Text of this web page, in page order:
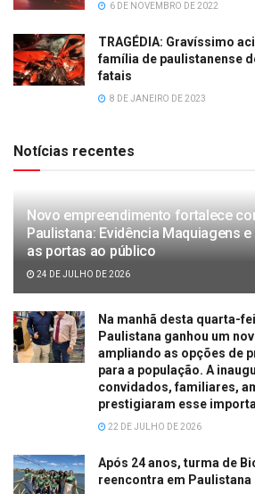
6 DE NOVEMBRO DE 2022
TRAGÉDIA: Gravíssimo
família de paulistanense
fatais
8 DE JANEIRO DE 2023
Notícias recentes
Novo empreendimento fortalece
Paulistana: Evidência Maquiagens
as portas ao público
24 DE JULHO DE 2026
Na manhã desta quarta-
Paulistana ganhou um
ampliando as opções de
para a população. A
convidados, familiares,
prestigiaram esse
22 DE JULHO DE 2026
Após 24 anos, turma de
reencontra em Paulistana